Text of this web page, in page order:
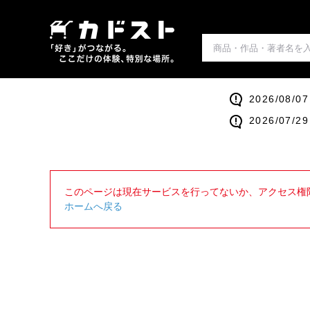
2026/08/07
2026/07/29
このページは現在サービスを行ってないか、アクセス
ホームへ戻る